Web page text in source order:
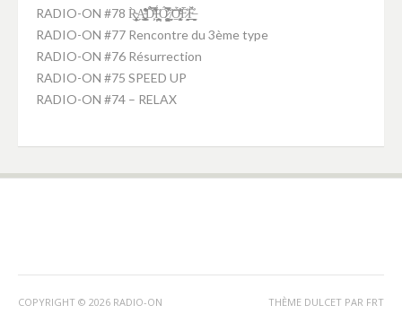
RADIO-ON #78 R̴͕̭͈͎̥̹̦̀͜A̵̛͚̤̝̥̥͉̘̜͇͒̽͋̑ͅD̵̛͕̗̑̈́̂͑̿́̕Ḯ̵̪̘͕̪͙̘̤̋Ó̷̧̺̙̮͚̫͛̃̀̊̿̚ ̸̼̻͝O̴̭̱͔̖̩̫͈͍̜͊́̓̇͛F̷̞̭̟̖̘̀̒̄F̶̤̠̻̫̲̲̮̗̣̓̈́̌
RADIO-ON #77 Rencontre du 3ème type
RADIO-ON #76 Résurrection
RADIO-ON #75 SPEED UP
RADIO-ON #74 – RELAX
COPYRIGHT © 2026 RADIO-ON THÈME DULCET PAR FRT